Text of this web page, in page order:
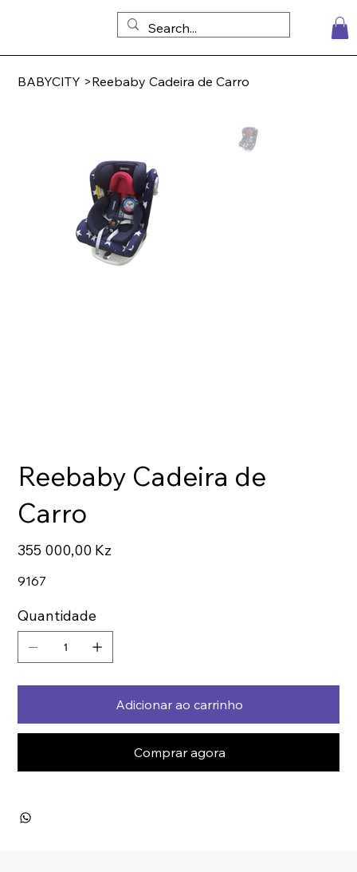
BABYCITY >Reebaby Cadeira de Carro
Reebaby Cadeira de
Carro
Preço
355 000,00 Kz
9167
Quantidade
Adicionar ao carrinho
Comprar agora